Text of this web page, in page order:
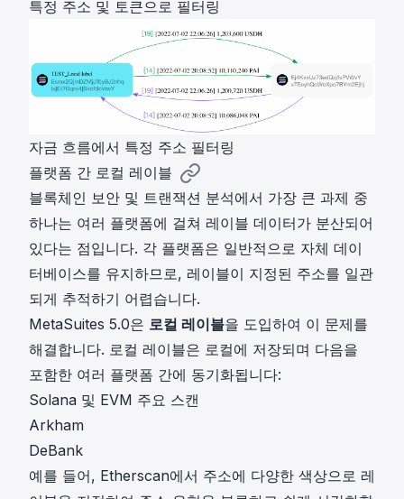
특정 주소 및 토큰으로 필터링
자금 흐름에서 특정 주소 필터링
플랫폼 간 로컬 레이블
블록체인 보안 및 트랜잭션 분석에서 가장 큰 과제 중
하나는 여러 플랫폼에 걸쳐 레이블 데이터가 분산되어
있다는 점입니다. 각 플랫폼은 일반적으로 자체 데이
터베이스를 유지하므로, 레이블이 지정된 주소를 일관
되게 추적하기 어렵습니다.
MetaSuites 5.0은 로컬 레이블을 도입하여 이 문제를
해결합니다. 로컬 레이블은 로컬에 저장되며 다음을
포함한 여러 플랫폼 간에 동기화됩니다:
Solana 및 EVM 주요 스캔
Arkham
DeBank
예를 들어, Etherscan에서 주소에 다양한 색상으로 레